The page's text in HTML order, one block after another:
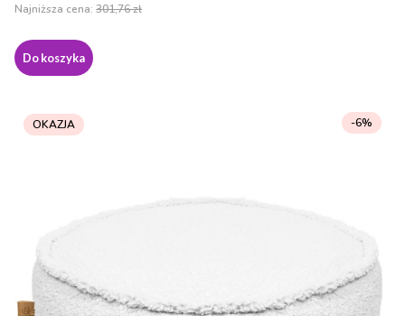
Najniższa cena: 301,76 zł
Do koszyka
OKAZJA -6%